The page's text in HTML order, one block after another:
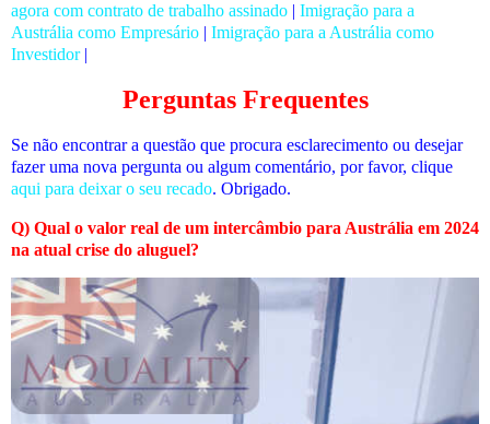
agora com contrato de trabalho assinado | Imigração para a
Austrália como Empresário | Imigração para a Austrália como
Investidor|
Perguntas Frequentes
Se não encontrar a questão que procura esclarecimento ou desejar
fazer uma nova pergunta ou algum comentário, por favor, clique
aqui para deixar o seu recado. Obrigado.
Q) Qual o valor real de um intercâmbio para Austrália em 2024
na atual crise do aluguel?